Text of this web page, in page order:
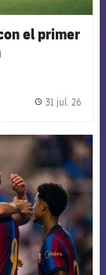
el primer
31 jul. 26